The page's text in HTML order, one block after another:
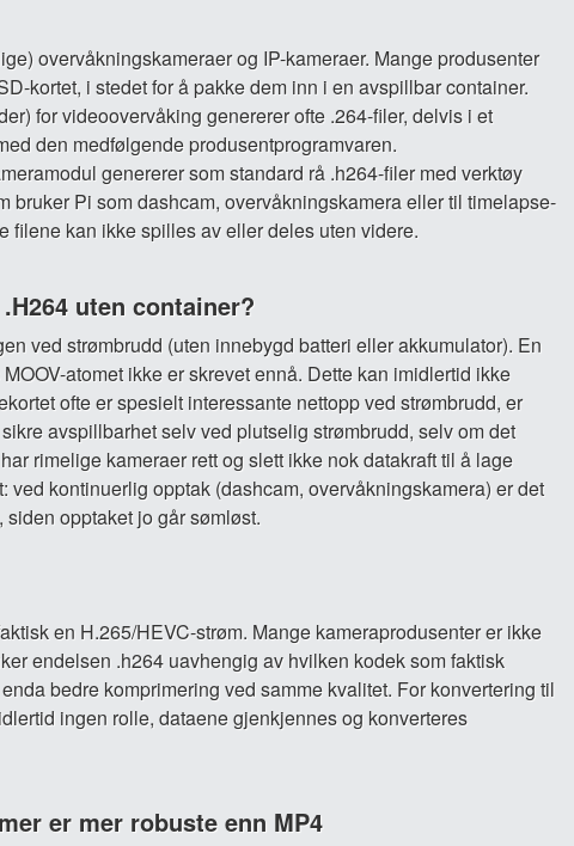
overvåkningskameraer og IP-kameraer. Mange produsenter
kortet, i stedet for å pakke dem inn i en avspillbar container.
for videoovervåking genererer ofte .264-filer, delvis i et
den medfølgende produsentprogramvaren.
genererer som standard rå .h264-filer med verktøy
bruker Pi som dashcam, overvåkningskamera eller til timelapse-
filene kan ikke spilles av eller deles uten videre.
uten container?
ved strømbrudd (uten innebygd batteri eller akkumulator). En
atomet ikke er skrevet ennå. Dette kan imidlertid ikke
ofte er spesielt interessante nettopp ved strømbrudd, er
avspillbarhet selv ved plutselig strømbrudd, selv om det
rimelige kameraer rett og slett ikke nok datakraft til å lage
ved kontinuerlig opptak (dashcam, overvåkningskamera) er det
opptaket jo går sømløst.
en H.265/HEVC-strøm. Mange kameraprodusenter er ikke
endelsen .h264 uavhengig av hvilken kodek som faktisk
bedre komprimering ved samme kvalitet. For konvertering til
ingen rolle, dataene gjenkjennes og konverteres
er mer robuste enn MP4